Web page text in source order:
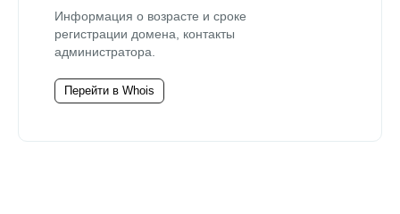
Информация о возрасте и сроке
регистрации домена, контакты
администратора.
Перейти в Whois